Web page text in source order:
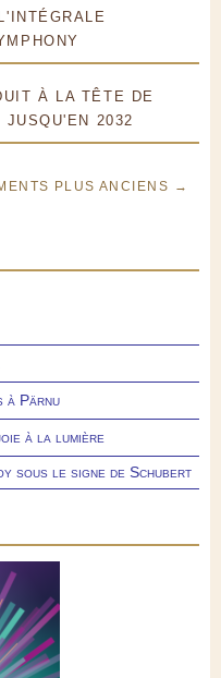
À LA TÊTE DE
JUSQU'EN 2032
PLUS ANCIENS →
à Pärnu
à la lumière
sous le signe de Schubert